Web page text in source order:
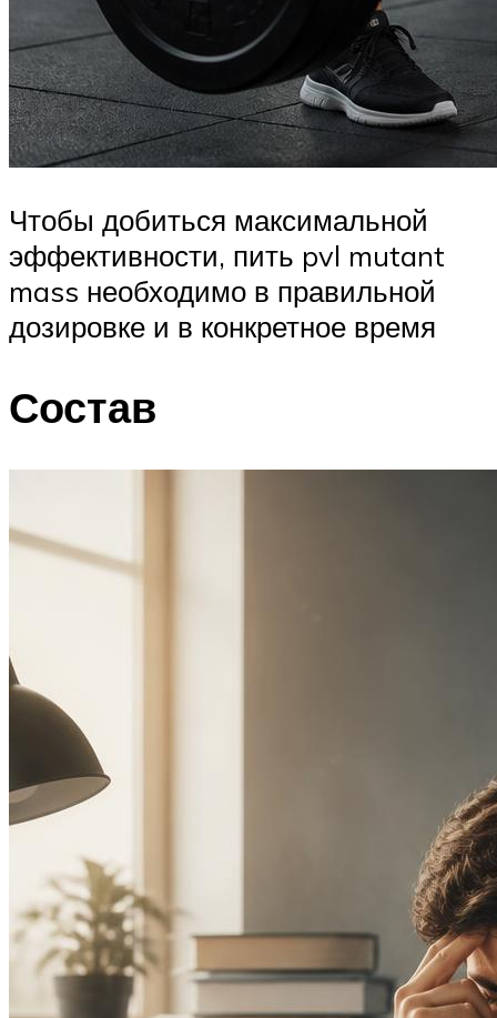
Чтобы добиться максимальной
эффективности, пить pvl mutant
mass необходимо в правильной
дозировке и в конкретное время
Состав